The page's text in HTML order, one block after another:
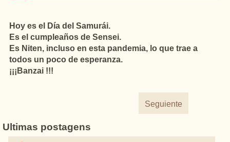
Hoy es el Día del Samurái.
Es el cumpleaños de Sensei.
Es Niten, incluso en esta pandemia, lo que trae a
todos un poco de esperanza.
¡¡¡Banzai !!!
Seguiente
Ultimas postagens